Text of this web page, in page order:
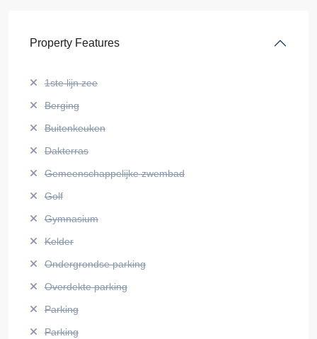
Property Features
1ste lijn zee
Berging
Buitenkeuken
Dakterras
Gemeenschappelijke zwembad
Golf
Gymnasium
Kelder
Ondergrondse parking
Overdekte parking
Parking
Parking